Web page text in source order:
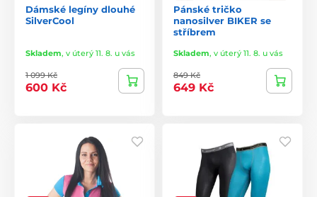
Dámské legíny dlouhé
SilverCool
Skladem, v úterý 11. 8. u vás
1 099 Kč
600 Kč
Pánské tričko
nanosilver BIKER se
stříbrem
Skladem, v úterý 11. 8. u vás
849 Kč
649 Kč